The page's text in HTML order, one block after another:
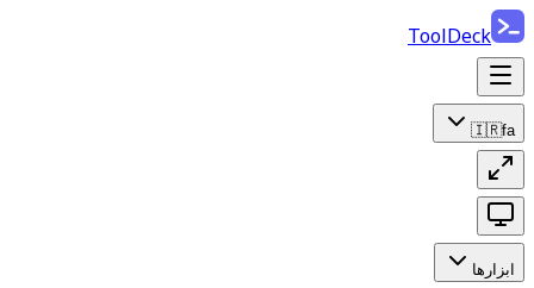
ToolDeck
🇮🇷fa
ابزارها